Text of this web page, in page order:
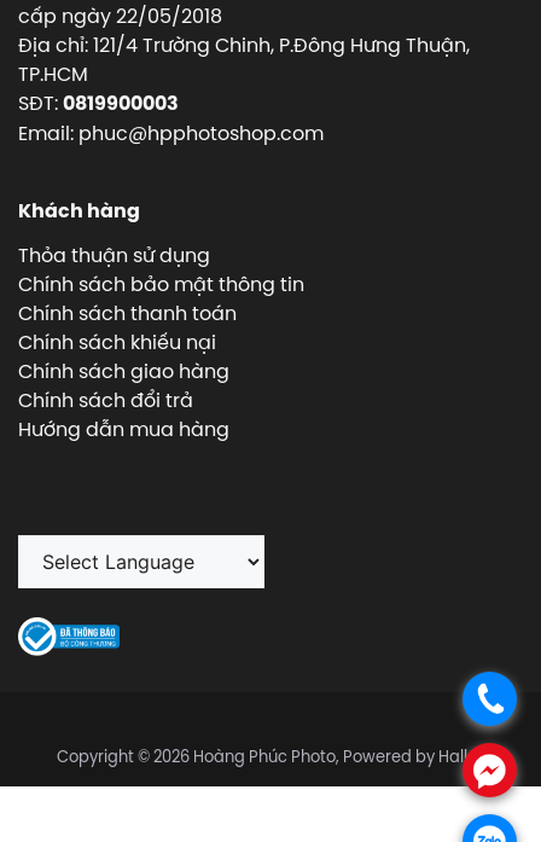
.
.
cấp ngày 22/05/2018
Địa chỉ: 121/4 Trường Chinh, P.Đông Hưng Thuận,
TP.HCM
SĐT:0819900003
Email: phuc@hpphotoshop.com
Khách hàng
Thỏa thuận sử dụng
Chính sách bảo mật thông tin
Chính sách thanh toán
Chính sách khiếu nại
Chính sách giao hàng
Chính sách đổi trả
Hướng dẫn mua hàng
Copyright © 2026 Hoàng Phúc Photo, Powered by Halley